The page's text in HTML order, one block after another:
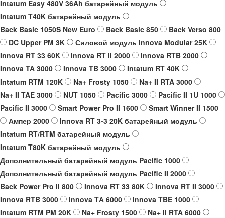
Intatum Easy 480V 36Ah батарейный модуль
Intatum T40K батарейный модуль
Back Basic 1050S New Euro
Back Basic 850
Back Verso 800
DC Upper PM 3K
Силовой модуль Innova Modular 25K
Innova RT 33 60K
Innova RT II 2000
Innova RTB 2000
Innova TA 3000
Innova TB 3000
Intatum RT 40K
Intatum RTM 120K
Na+ Frosty 1050
Na+ II RTA 3000
Na+ II TAE 3000
NUT 1050 Pacific 3000
Pacific II 1U 1000
Pacific II 3000
Smart Power Pro II 1600
Smart Winner II 1500
Ампер 2000
Innova RT 3-3 20K батарейный модуль
Intatum RT/RTM батарейный модуль
Intatum T80K батарейный модуль
Дополнительный батарейный модуль Pacific 1000
Дополнительный батарейный модуль Pacific II 2000
Back Power Pro II 800
Innova RT 33 80K
Innova RT II 3000
Innova RTB 3000
Innova TА 6000
Innova TBE 1000
Intatum RTM PM 20K
Na+ Frosty 1500
Na+ II RTA 6000